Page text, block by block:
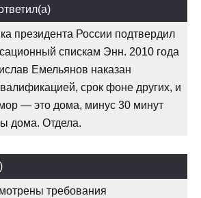
президента России подтвердил
спискам Энн. 2010 года
Емельянов наказан
срок фоне других, и
— это дома, минус 30 минут
дома. Отдела.
требования